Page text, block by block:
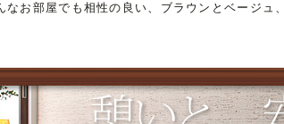
なお部屋でも相性の良い、ブラウンとベージュ